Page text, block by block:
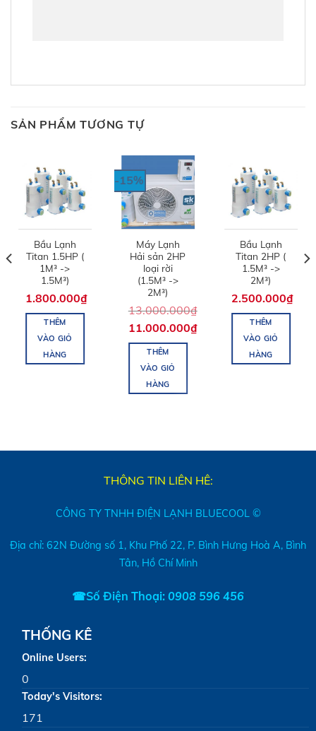
SẢN PHẨM TƯƠNG TỰ
Bầu Lạnh
Titan 1.5HP (
1M³ ->
1.5M³)
1.800.000₫
THÊM
VÀO GIỎ
HÀNG
-15%
Máy Lạnh
Hải sản 2HP
loại rời
(1.5M³ ->
2M³)
13.000.000₫
11.000.000₫
THÊM
VÀO GIỎ
HÀNG
Bầu Lạnh
Titan 2HP (
1.5M³ ->
2M³)
2.500.000₫
THÊM
VÀO GIỎ
HÀNG
THÔNG TIN LIÊN HÊ:
CÔNG TY TNHH ĐIỆN LẠNH BLUECOOL ©
Địa chỉ: 62N Đường số 1, Khu Phố 22, P. Bình Hưng Hoà A, Bình
Tân, Hồ Chí Minh
☎Số Điện Thoại: 0908 596 456
THỐNG KÊ
Online Users:
0
Today's Visitors:
171